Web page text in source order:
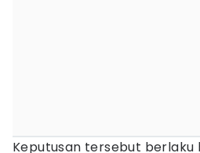
Keputusan tersebut berlaku